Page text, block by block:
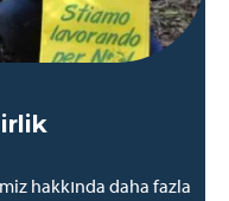
hakkında daha fazla